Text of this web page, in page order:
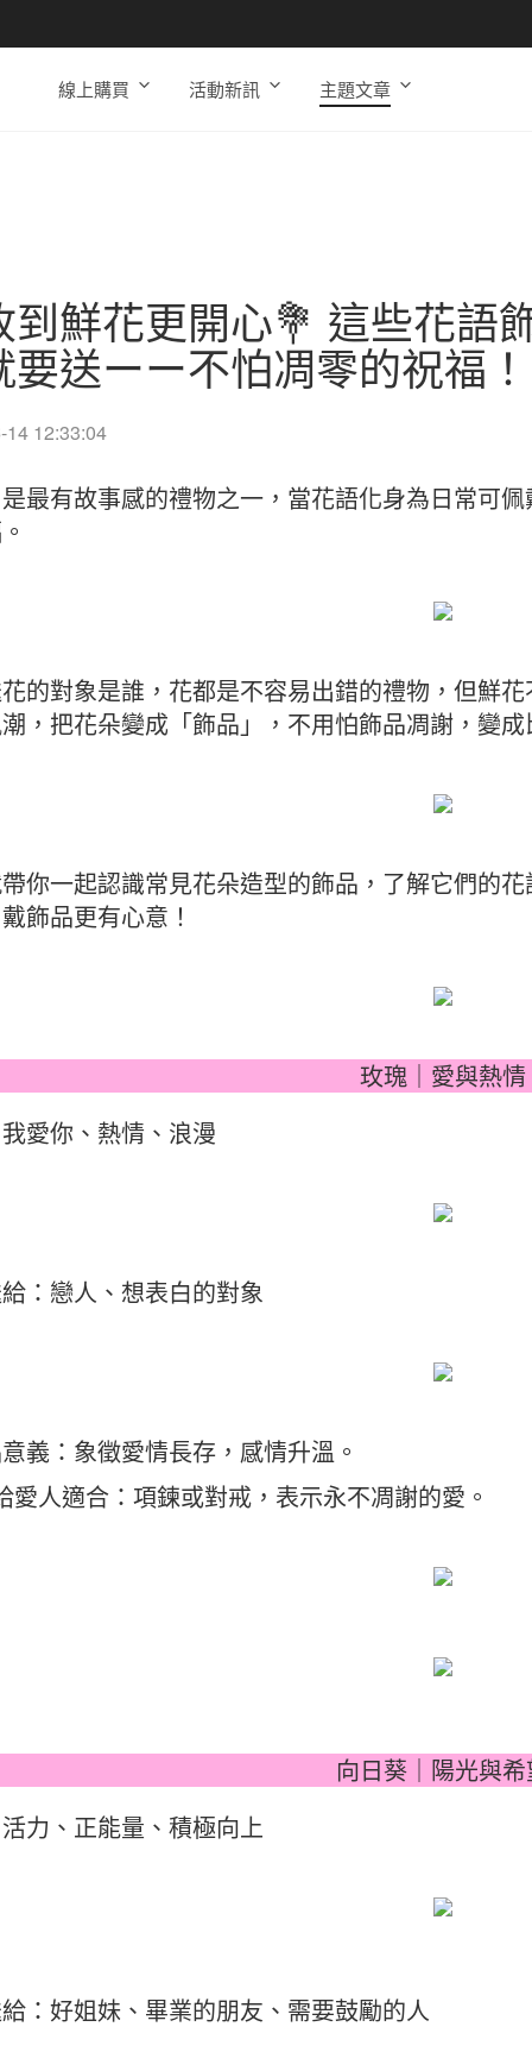
線上購買 活動新訊 主題文章
到鮮花更開心💐 這些花語
要送ーー不怕凋零的祝福！
14 12:33:04
是最有故事感的禮物之一，當花語化身為日常可
的對象是誰，花都是不容易出錯的禮物，但鮮
，把花朵變成「飾品」，不用怕飾品凋謝，變
你一起認識常見花朵造型的飾品，了解它們的
飾品更有心意！
玫瑰｜愛與熱情
愛你、熱情、浪漫
：戀人、想表白的對象
義：象徵愛情長存，感情升溫。
愛人適合：項鍊或對戒，表示永不凋謝的愛。
向日葵｜陽光與
力、正能量、積極向上
：好姐妹、畢業的朋友、需要鼓勵的人